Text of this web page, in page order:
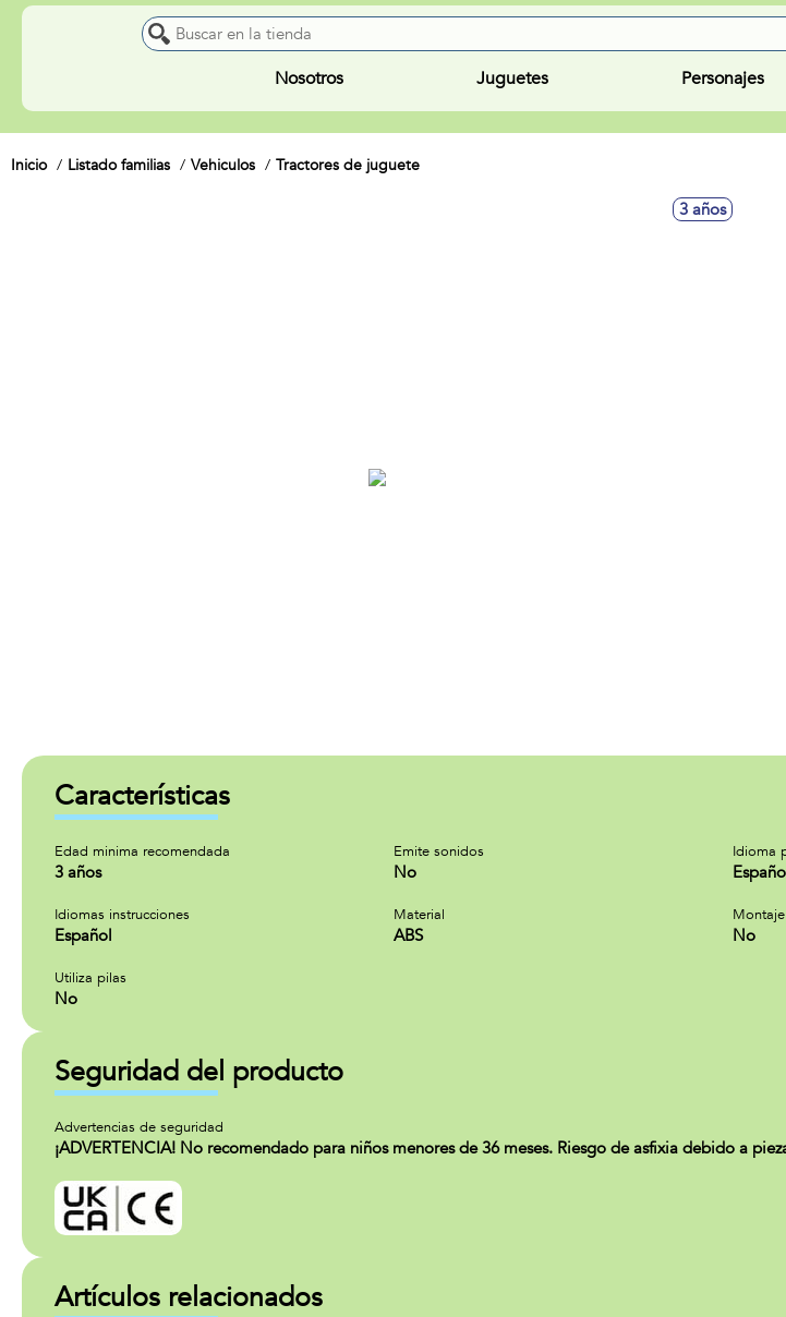
Nosotros Juguetes Personajes
Inicio Listado familias Vehiculos Tractores de juguete
3 años
Características
Edad minima recomendada
3 años
Emite sonidos
No
Idioma
Idiomas instrucciones
Español
Material
ABS No
Utiliza pilas
No
Seguridad del producto
Advertencias de seguridad
¡ADVERTENCIA! No recomendado para niños menores de 36 meses. Riesgo de asfixia debido a
Artículos relacionados